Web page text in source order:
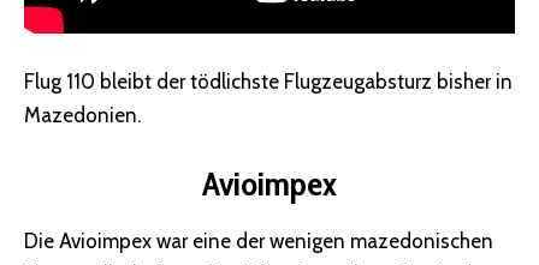
Flug 110 bleibt der tödlichste Flugzeugabsturz bisher in
Mazedonien.
Avioimpex
Die Avioimpex war eine der wenigen mazedonischen